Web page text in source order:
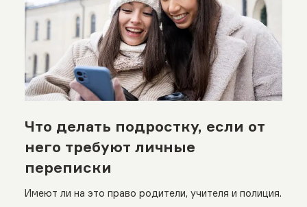
Что делать подростку, если от
него требуют личные
переписки
Имеют ли на это право родители, учителя и полиция.